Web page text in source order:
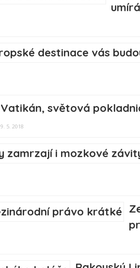
Vatikán, světová
9. 5. 2018